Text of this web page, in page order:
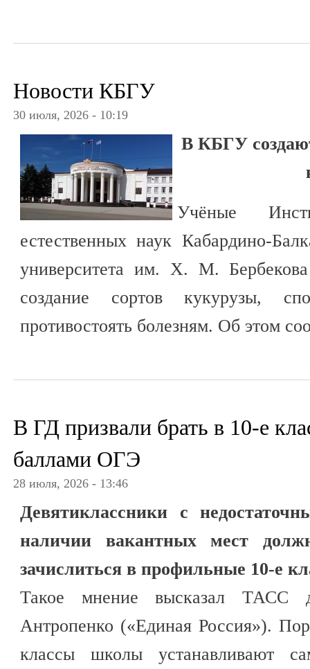
Новости КБГУ
30 июля, 2026 - 10:19
В КБГУ
Учёные
естественных наук Кабардино-
университета им. Х. М.
создание сортов кукурузы,
противостоять болезням. Об этом
В ГД призвали брать в 10-е
баллами ОГЭ
28 июля, 2026 - 13:46
Девятиклассники с
наличии вакантных мест
зачислиться в профильные 10-е
Такое мнение высказал ТАСС
Антропенко («Единая Россия»).
классы школы устанавливают